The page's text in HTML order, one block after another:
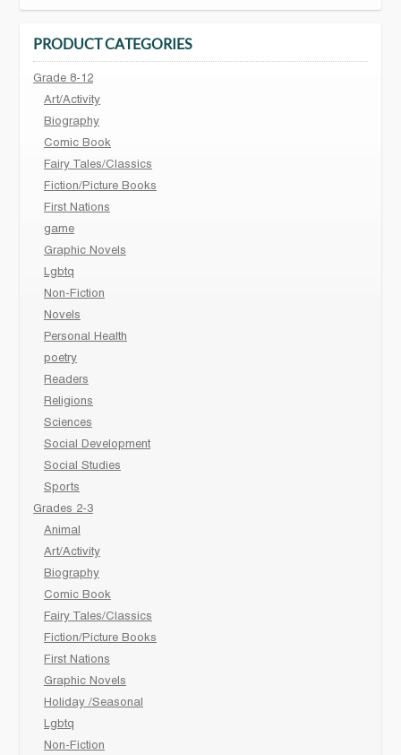
PRODUCT CATEGORIES
Grade 8-12
Art/Activity
Biography
Comic Book
Fairy Tales/Classics
Fiction/Picture Books
First Nations
game
Graphic Novels
Lgbtq
Non-Fiction
Novels
Personal Health
poetry
Readers
Religions
Sciences
Social Development
Social Studies
Sports
Grades 2-3
Animal
Art/Activity
Biography
Comic Book
Fairy Tales/Classics
Fiction/Picture Books
First Nations
Graphic Novels
Holiday /Seasonal
Lgbtq
Non-Fiction